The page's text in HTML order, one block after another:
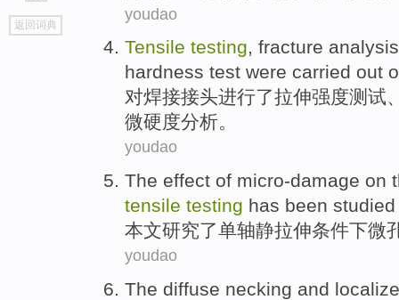
go
top
返回词典
youdao
Tensile testing, fracture analysis
hardness test were carried out
对焊接接头进行了拉伸强度测试
微硬度分析。
youdao
The effect of micro-damage on
tensile testing has been studied
本文研究了单轴静拉伸条件下微
youdao
The diffuse necking and